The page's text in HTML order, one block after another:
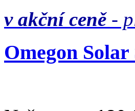
v akční ceně -
Omegon